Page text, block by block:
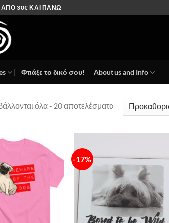
30€ ΚΑΙ ΠΑΝΩ
Φτιάξε το δικό σου! About us and Info
όλα - 20 αποτελέσματα
στην λίστα
επιθυμιών
-17%
Πρόσθήκη
στην λίστα
επιθυμιών